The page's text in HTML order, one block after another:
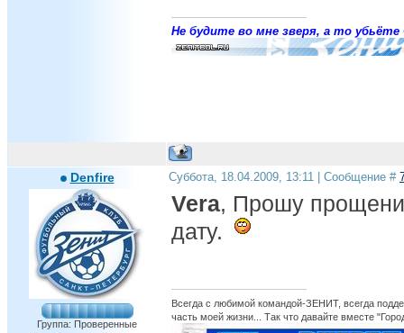
Не будите во мне зверя, а то убьёте
Denfire
Группа: Проверенные
Суббота, 18.04.2009, 13:11 | Сообщение #
Vera, Прошу
дату.
Всегда с любимой командой-ЗЕНИТ, всегда
часть моей жизни... Так что давайте вместе